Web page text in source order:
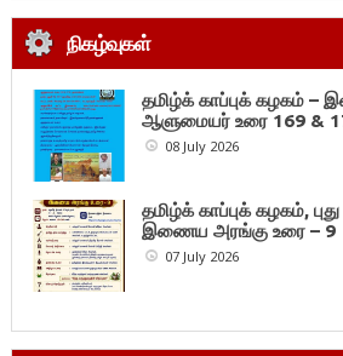
நிகழ்வுகள்
தமிழ்க் காப்புக் கழகம்
ஆளுமையர் உரை 169 &
08 July 2026
தமிழ்க் காப்புக் கழகம்,
இணைய அரங்கு உரை – 9
07 July 2026